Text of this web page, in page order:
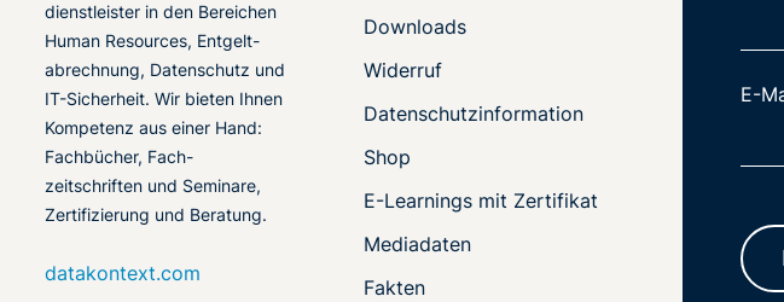
dienstleister in den Bereichen
Human Resources, Entgelt-
abrechnung, Datenschutz und
IT-Sicherheit. Wir bieten Ihnen
Kompetenz aus einer Hand:
Fachbücher, Fach-
zeitschriften und Seminare,
Zertifizierung und Beratung.
datakontext.com
Downloads
Widerruf
Datenschutzinformation
Shop
E-Learnings mit Zertifikat
Mediadaten
Fakten
E-